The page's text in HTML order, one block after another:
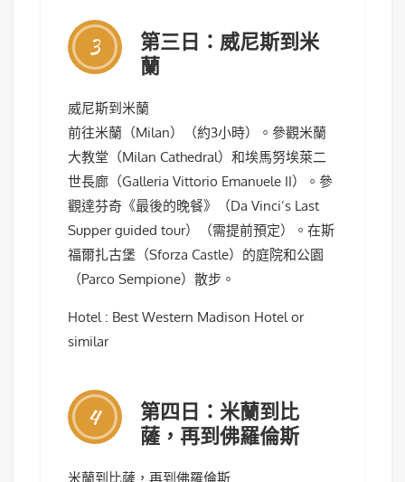
3
第三日：威尼斯到米
蘭
威尼斯到米蘭
前往米蘭（Milan）（約3小時）。參觀米蘭
大教堂（Milan Cathedral）和埃馬努埃萊二
世長廊（Galleria Vittorio Emanuele II）。參
觀達芬奇《最後的晚餐》（Da Vinci’s Last
Supper guided tour）（需提前預定）。在斯
福爾扎古堡（Sforza Castle）的庭院和公園
（Parco Sempione）散步。
Hotel : Best Western Madison Hotel or
similar
4
第四日：米蘭到比
薩，再到佛羅倫斯
米蘭到比薩，再到佛羅倫斯